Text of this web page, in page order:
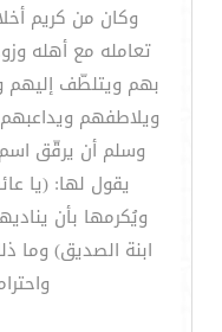
وكان من كريم
تعامله مع أهله
بهم ويتلطّف إليهم
ويلاطفهم
وسلم أن يرقّق
يقول لها: (يا
ويُكرمها بأن
ابنة الصديق) وما